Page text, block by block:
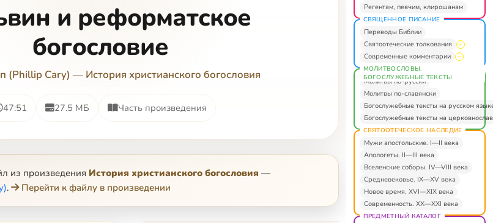
и реформатское
богословие
(Phillip Cary) — История христианского богословия
47:51 27.5 МБ Часть произведения
из произведения История христианского богословия —
. Перейти к файлу в произведении
Регентам, певчим, клирошанам
СВЯЩЕННОЕ ПИСАНИЕ
Переводы Библии
Святоотеческие толкования
Современные комментарии
МОЛИТВОСЛОВЫ.
БОГОСЛУЖЕБНЫЕ ТЕКСТЫ
Молитвы по-русски
Молитвы по-славянски
Богослужебные тексты на русском
Богослужебные тексты на
СВЯТООТЕЧЕСКОЕ НАСЛЕДИЕ
Мужи апостольские. I—II века
Апологеты. II—III века
Вселенские соборы. IV—VIII века
Средневековье. IX—XV века
Новое время. XVI—XIX века
Современность. XX—XXI века
ПРЕДМЕТНЫЙ КАТАЛОГ